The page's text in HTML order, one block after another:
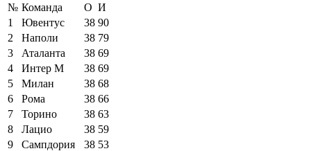
№ Команда О И
1
Ювентус 38 90
2
Наполи 38 79
3
Аталанта 38 69
4
Интер М 38 69
5
Милан 38 68
6
Рома 38 66
7
Торино 38 63
8
Лацио 38 59
9
Сампдория 38 53